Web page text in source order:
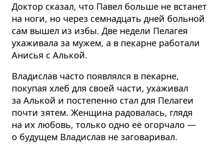
Доктор сказал, что Павел больше не встанет
на ноги, но через семнадцать дней больной
сам вышел из избы. Две недели Пелагея
ухаживала за мужем, а в пекарне работали
Анисья с Алькой.
Владислав часто появлялся в пекарне,
покупая хлеб для своей части, ухаживал
за Алькой и постепенно стал для Пелагеи
почти зятем. Женщина радовалась, глядя
на их любовь, только одно её огорчало —
о будущем Владислав не заговаривал.